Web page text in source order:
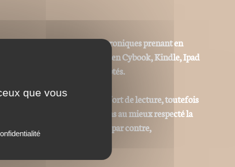
adaptées aux liseuses électroniques prenant en
type Sony Reader, Kobo, Booken Cybook, Kindle, Ipad
ou autres "ereaders" adaptés.
permettre le meilleur confort de lecture, toutefois
identique même si nous avons au mieux respecté la
et iconographiques sont, par contre,
que vous